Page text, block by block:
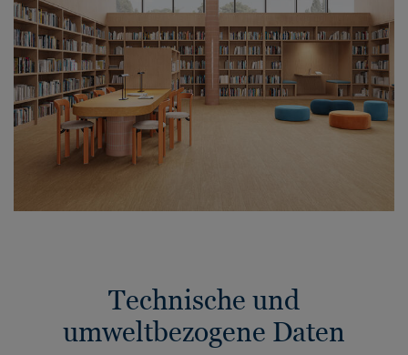
Technische und
umweltbezogene Daten